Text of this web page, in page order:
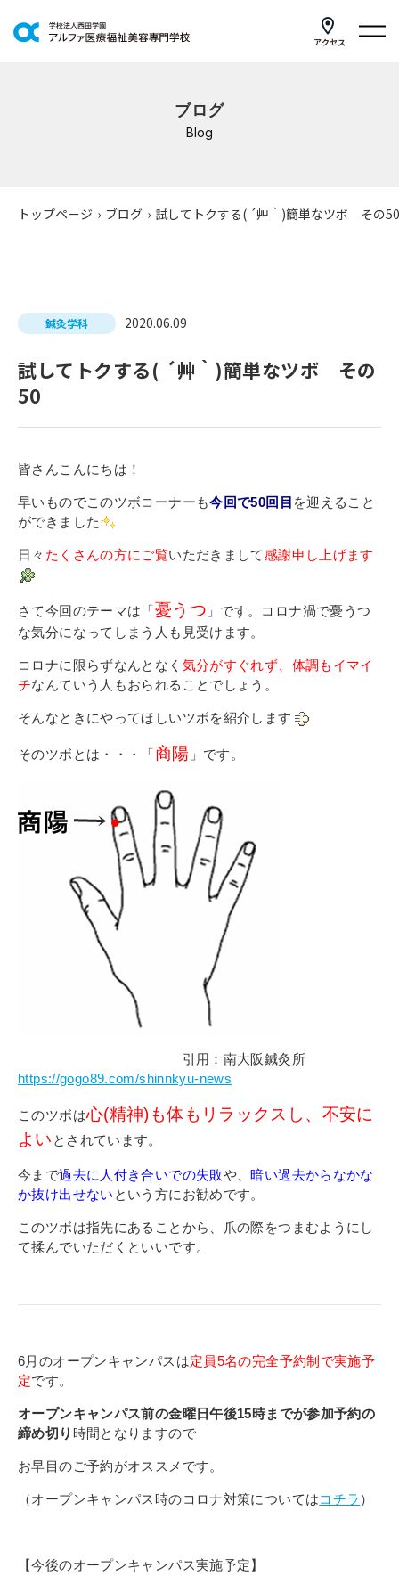
アクセス
研修・講座
公共職業訓練
よくあるご質問
在校生の皆さまへ
卒業生の皆さまへ
新着情報
ブログ
お問い合わせ
資料請求
個人情報の取り扱いについて
1号館総合受付：〒194-0022 東京都町田市森野1-7-8
TEL：042-729-1026 (平日8時30分〜17時30分)
ブログ
Blog
トップページ › ブログ › 試してトクする( ´艸｀)簡単なツボ その50
鍼灸学科 2020.06.09
試してトクする( ´艸｀)簡単なツボ その
50
皆さんこんにちは！
早いものでこのツボコーナーも今回で50回目 を迎えること
ができました
日々 たくさんの方にご覧いただきまして感謝申し上げます
さて今回のテーマは「憂うつ 」です。コロナ渦で憂うつ
な気分になってしまう人も見受けます。
コロナに限らずなんとなく 気分がすぐれず、体調もイマイ
チなんていう人もおられることでしょう。
そんなときにやってほしいツボを紹介します
そのツボとは・・・「商陽 」です 。
引用：南大阪鍼灸所
https://gogo89.com/shinnkyu-news
このツボは心(精神)も体もリラックスし、不安に
よい とされています。
今まで過去に人付き合いでの失敗や、暗い過去からなかな
か抜け出せない という方にお勧めです。
このツボは指先にあることから、爪の際をつまむようにし
て揉んでいただくといいです。
6月のオープンキャンパスは定員5名の完全予約制で実施予
定です。
オープンキャンパス前の金曜日午後15時までが参加予約の
締め切り 時間となりますので
お早目のご予約がオススメです。
（オープンキャンパス時のコロナ対策についてはコチラ ）
【今後のオープンキャンパス実施予定】